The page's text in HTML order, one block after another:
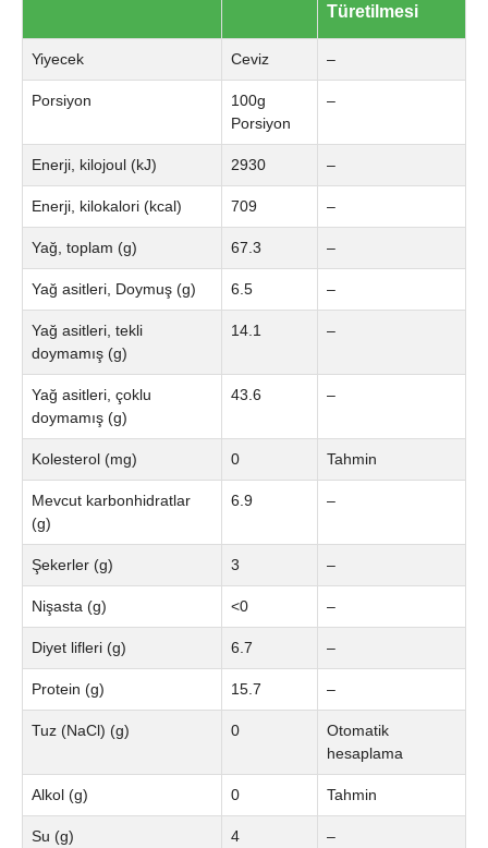
Türetilmesi
Yiyecek Ceviz –
Porsiyon
100g
Porsiyon
–
Enerji, kilojoul (kJ) 2930 –
Enerji, kilokalori (kcal) 709 –
Yağ, toplam (g) 67.3 –
Yağ asitleri, Doymuş (g) 6.5 –
Yağ asitleri, tekli
doymamış (g)
14.1 –
Yağ asitleri, çoklu
doymamış (g)
43.6 –
Kolesterol (mg) 0 Tahmin
Mevcut karbonhidratlar
(g)
6.9 –
Şekerler (g) 3 –
Nişasta (g) <0 –
Diyet lifleri (g) 6.7 –
Protein (g) 15.7 –
Tuz (NaCl) (g) 0
Otomatik
hesaplama
Alkol (g) 0 Tahmin
Su (g) 4 –